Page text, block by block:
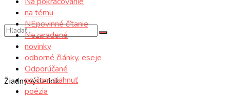
Žiadny výsledok
na tému
NEpovinné čítanie
Nezaradené
novinky
odborné články, eseje
Odporúčané
po čom siahnuť
poézia